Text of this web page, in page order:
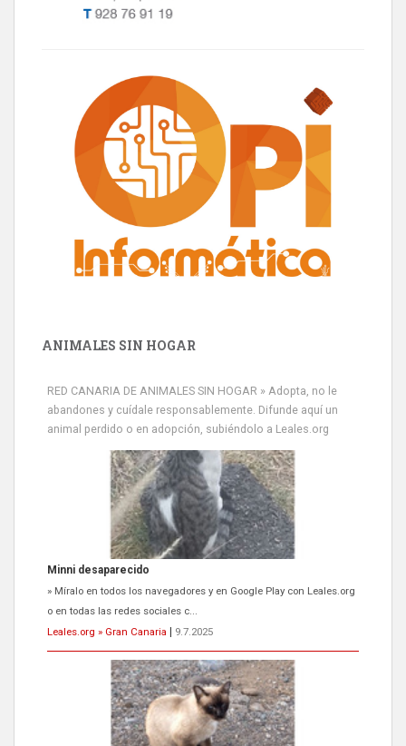
ANIMALES SIN HOGAR
RED CANARIA DE ANIMALES SIN HOGAR » Adopta, no le
abandones y cuídale responsablemente. Difunde aquí un
animal perdido o en adopción, subiéndolo a Leales.org
Siami Perdida
Se llama Siami,es hembra de 4 años,esterilizada con marca de
oreja,cariñosa,mimosa pero miedosa,e...
Leales.org » Gran Canaria
9.7.2025